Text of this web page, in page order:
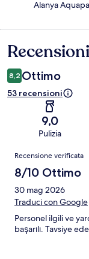
Alanya
Recensioni
8,2 Ottimo
53 recensioni
9,0
Pulizia
Recensioni
Recensione verificata
8/10 Ottimo
30 mag 2026
Traduci con Google
Personel ilgili ve
başarılı. Tavsiye